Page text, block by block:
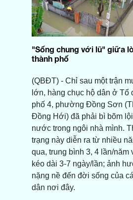
"Sống chung với lũ" giữa
thành phố
(QBĐT) - Chỉ sau một trận
lớn, hàng chục hộ dân ở Tổ
phố 4, phường Đồng Sơn
Đồng Hới) đã phải bì bõm lội
nước trong ngôi nhà mình.
trạng này diễn ra từ nhiều
qua, trung bình 3, 4 lần/năm
kéo dài 3-7 ngày/lần; ảnh
nặng nề đến đời sống của
dân nơi đây.